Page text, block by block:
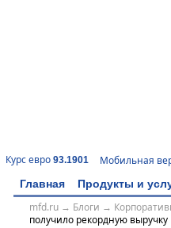
Курс евро 93.1901 Мобильная
Главная Продукты и
mfd.ru→ Блоги →
получило рекордную выручку